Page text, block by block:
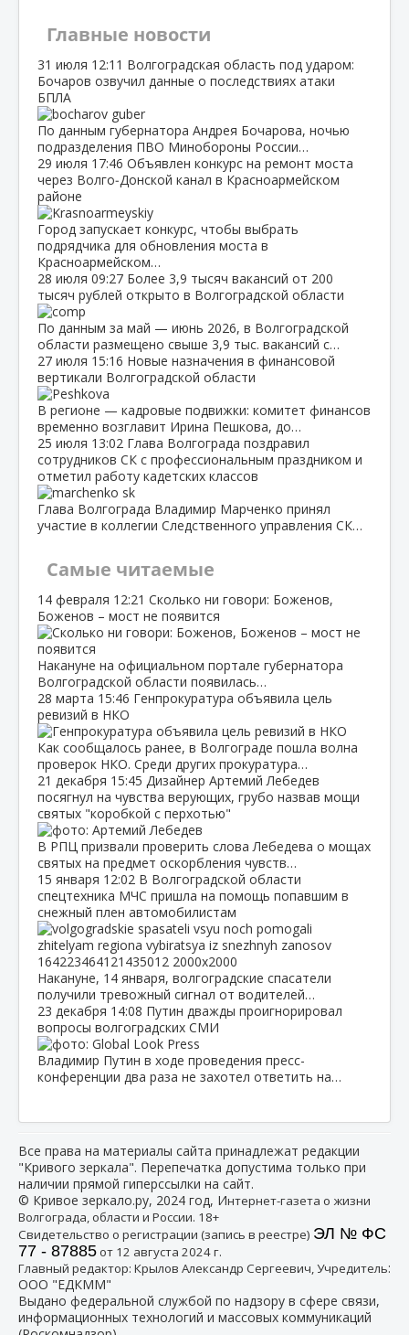
Главные новости
31 июля 12:11 Волгоградская область под ударом:
Бочаров озвучил данные о последствиях атаки
БПЛА
По данным губернатора Андрея Бочарова, ночью
подразделения ПВО Минобороны России…
29 июля 17:46 Объявлен конкурс на ремонт моста
через Волго‑Донской канал в Красноармейском
районе
Город запускает конкурс, чтобы выбрать
подрядчика для обновления моста в
Красноармейском…
28 июля 09:27 Более 3,9 тысяч вакансий от 200
тысяч рублей открыто в Волгоградской области
По данным за май — июнь 2026, в Волгоградской
области размещено свыше 3,9 тыс. вакансий с…
27 июля 15:16 Новые назначения в финансовой
вертикали Волгоградской области
В регионе — кадровые подвижки: комитет финансов
временно возглавит Ирина Пешкова, до…
25 июля 13:02 Глава Волгограда поздравил
сотрудников СК с профессиональным праздником и
отметил работу кадетских классов
Глава Волгограда Владимир Марченко принял
участие в коллегии Следственного управления СК…
Самые читаемые
14 февраля 12:21 Сколько ни говори: Боженов,
Боженов – мост не появится
Накануне на официальном портале губернатора
Волгоградской области появилась…
28 марта 15:46 Генпрокуратура объявила цель
ревизий в НКО
Как сообщалось ранее, в Волгограде пошла волна
проверок НКО. Среди других прокуратура…
21 декабря 15:45 Дизайнер Артемий Лебедев
посягнул на чувства верующих, грубо назвав мощи
святых "коробкой с перхотью"
В РПЦ призвали проверить слова Лебедева о мощах
святых на предмет оскорбления чувств…
15 января 12:02 В Волгоградской области
спецтехника МЧС пришла на помощь попавшим в
снежный плен автомобилистам
Накануне, 14 января, волгоградские спасатели
получили тревожный сигнал от водителей…
23 декабря 14:08 Путин дважды проигнорировал
вопросы волгоградских СМИ
Владимир Путин в ходе проведения пресс-
конференции два раза не захотел ответить на…
Все права на материалы сайта принадлежат редакции
"Кривого зеркала". Перепечатка допустима только при
наличии прямой гиперссылки на сайт.
© Кривое зеркало.ру, 2024 год, Интернет-газета о жизни
Волгограда, области и России. 18+
Свидетельство о регистрации (запись в реестре) ЭЛ № ФС
77 - 87885от 12 августа 2024 г.
Главный редактор: Крылов Александр Сергеевич, Учредитель:
ООО "ЕДКММ"
Выдано федеральной службой по надзору в сфере связи,
информационных технологий и массовых коммуникаций